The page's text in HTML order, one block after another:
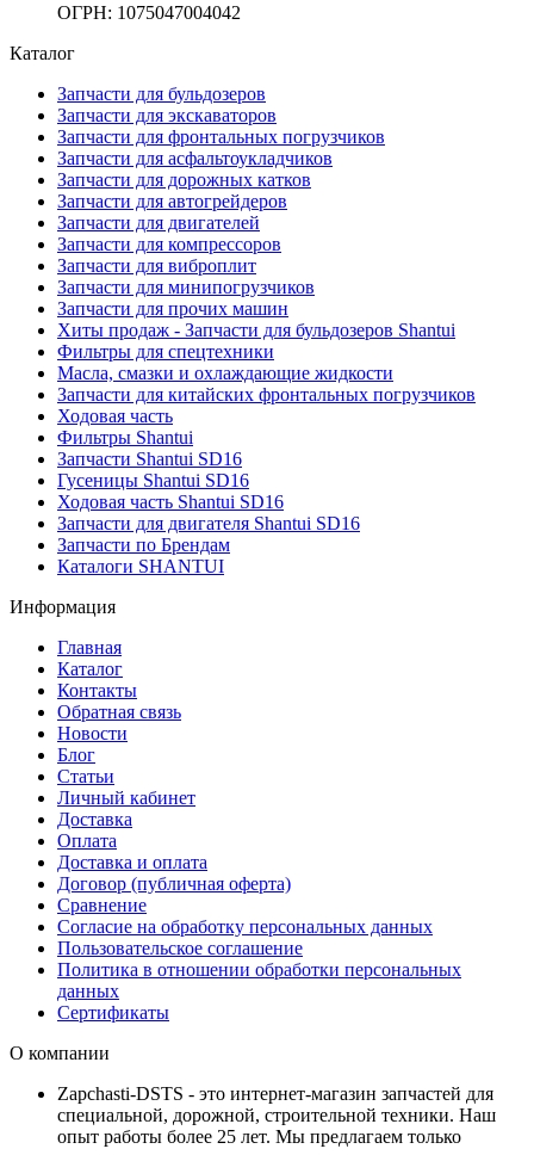
ОГРН: 1075047004042
Каталог
Запчасти для бульдозеров
Запчасти для экскаваторов
Запчасти для фронтальных погрузчиков
Запчасти для асфальтоукладчиков
Запчасти для дорожных катков
Запчасти для автогрейдеров
Запчасти для двигателей
Запчасти для компрессоров
Запчасти для виброплит
Запчасти для минипогрузчиков
Запчасти для прочих машин
Хиты продаж - Запчасти для бульдозеров Shantui
Фильтры для спецтехники
Масла, смазки и охлаждающие жидкости
Запчасти для китайских фронтальных погрузчиков
Ходовая часть
Фильтры Shantui
Запчасти Shantui SD16
Гусеницы Shantui SD16
Ходовая часть Shantui SD16
Запчасти для двигателя Shantui SD16
Запчасти по Брендам
Каталоги SHANTUI
Информация
Главная
Каталог
Контакты
Обратная связь
Новости
Блог
Статьи
Личный кабинет
Доставка
Оплата
Доставка и оплата
Договор (публичная оферта)
Сравнение
Согласие на обработку персональных данных
Пользовательское соглашение
Политика в отношении обработки персональных
данных
Сертификаты
О компании
Zapchasti-DSTS - это интернет-магазин запчастей для
специальной, дорожной, строительной техники. Наш
опыт работы более 25 лет. Мы предлагаем только